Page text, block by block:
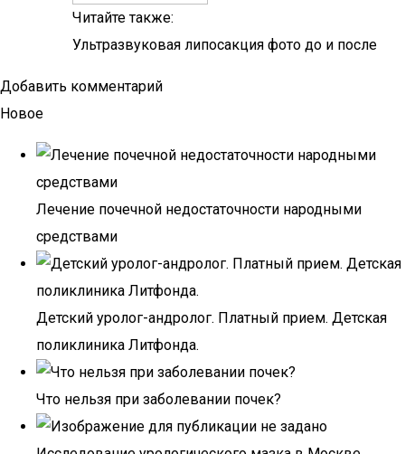
Читайте также:
Ультразвуковая липосакция фото до и после
Добавить комментарий
Новое
Лечение почечной недостаточности народными
средствами
Детский уролог-андролог. Платный прием. Детская
поликлиника Литфонда.
Что нельзя при заболевании почек?